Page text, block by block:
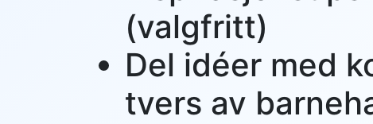
(valgfritt)
Del idéer med
tvers av